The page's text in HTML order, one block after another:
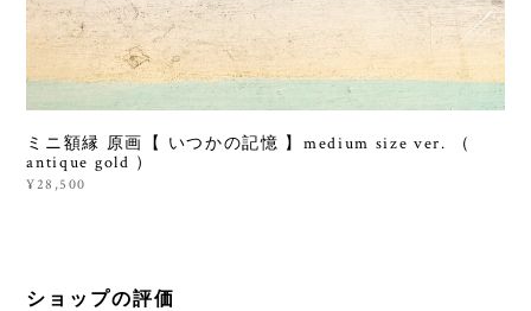
ミニ額縁 原画【 いつかの記憶 】medium size ver. （
antique gold ）
¥28,500
ショップの評価